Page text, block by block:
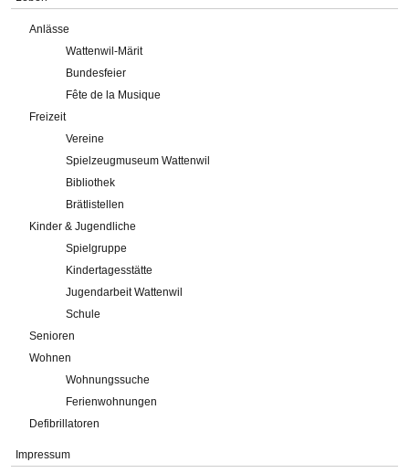
Anlässe
Wattenwil-Märit
Bundesfeier
Fête de la Musique
Freizeit
Vereine
Spielzeugmuseum Wattenwil
Bibliothek
Brätlistellen
Kinder & Jugendliche
Spielgruppe
Kindertagesstätte
Jugendarbeit Wattenwil
Schule
Senioren
Wohnen
Wohnungssuche
Ferienwohnungen
Defibrillatoren
Impressum